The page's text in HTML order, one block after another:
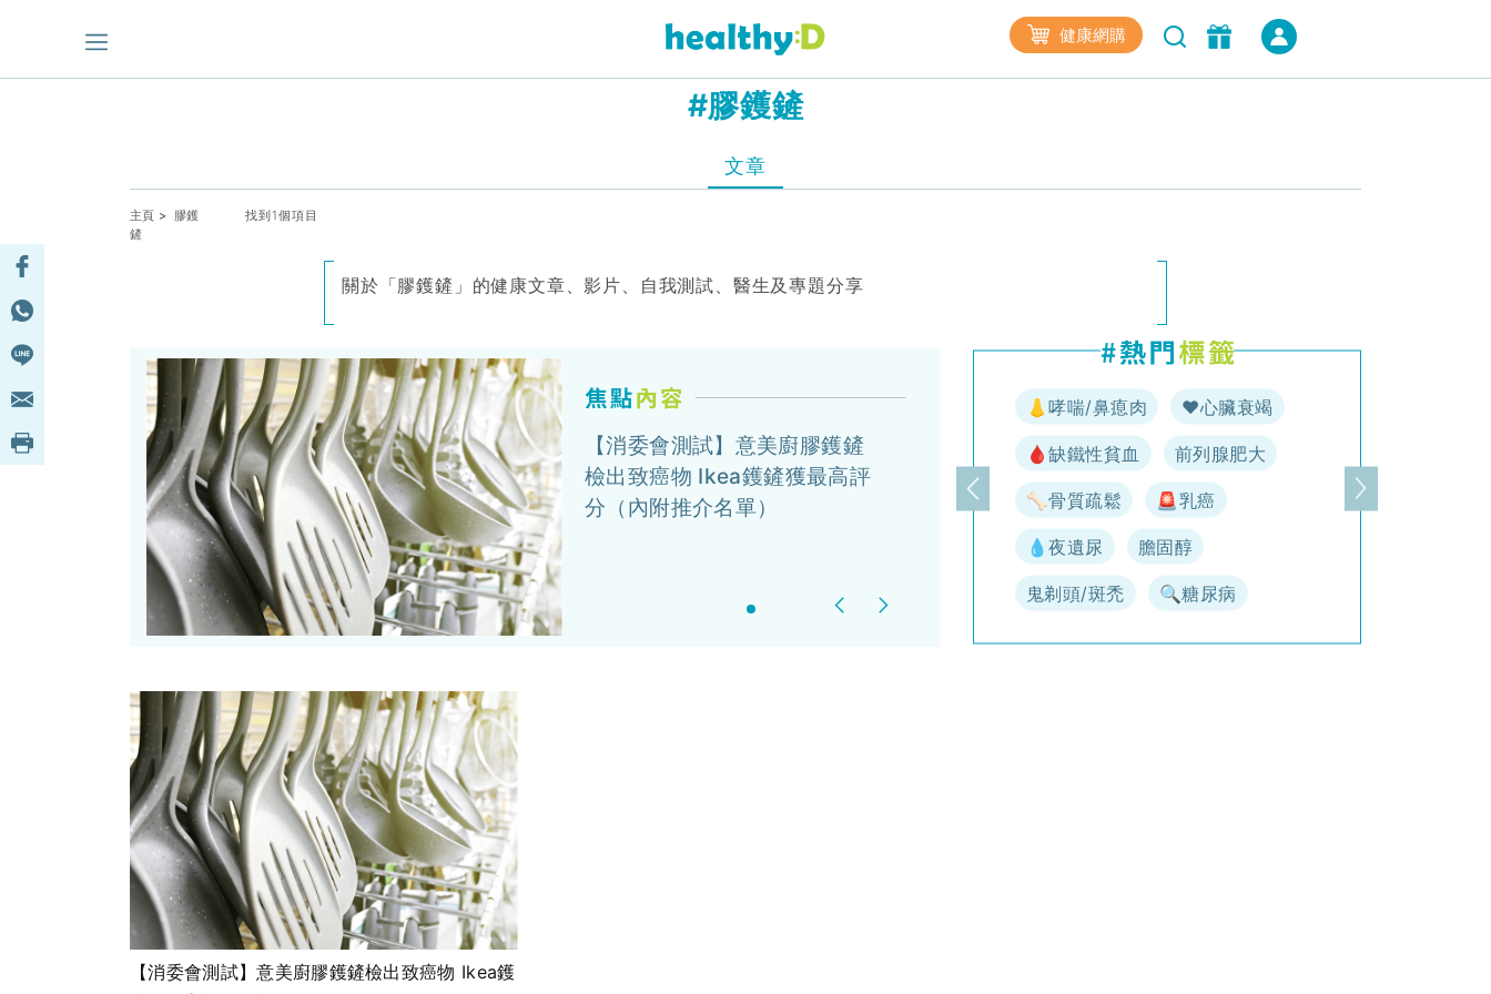
健康網購
#膠鑊鏟
文章
主頁 > 膠鑊
鏟
找到1個項目
關於「膠鑊鏟」的健康文章、影片、自我測試、醫生及專題分享
【消委會測試】意美廚膠鑊鏟
檢出致癌物 Ikea鑊鏟獲最高評
分（內附推介名單）
Previous
上一頁
👃哮喘/鼻瘜肉 ♥️心臟衰竭
🩸缺鐵性貧血 前列腺肥大
🦴骨質疏鬆 🚨乳癌
💧夜遺尿 膽固醇
鬼剃頭/斑禿 🔍糖尿病
下一頁
【消委會測試】意美廚膠鑊鏟檢出致癌物 Ikea鑊